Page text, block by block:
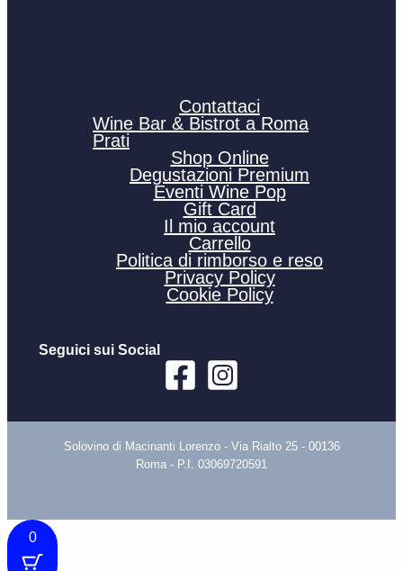
Contattaci
Wine Bar & Bistrot a Roma
Prati
Shop Online
Degustazioni Premium
Eventi Wine Pop
Gift Card
Il mio account
Carrello
Politica di rimborso e reso
Privacy Policy
Cookie Policy
Seguici sui Social
Solovino di Macinanti Lorenzo - Via Rialto 25 - 00136
Roma - P.I. 03069720591
0